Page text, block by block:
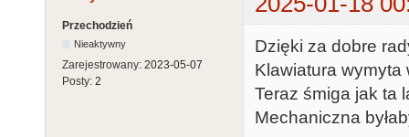
Przechodzień
Nieaktywny
Zarejestrowany: 2023-05-07
Posty: 2
Dzięki za dobre
Klawiatura wymyta
Teraz śmiga jak ta
Mechaniczna